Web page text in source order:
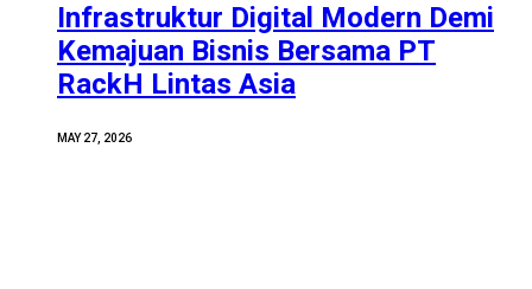
Infrastruktur Digital Modern Demi
Kemajuan Bisnis Bersama PT
RackH Lintas Asia
MAY 27, 2026